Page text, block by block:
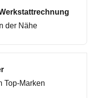
der Nähe
Top-Marken